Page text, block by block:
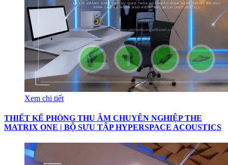
Xem chi tiết
THIẾT KẾ PHÒNG THU ÂM CHUYÊN NGHIỆP THE
MATRIX ONE | BỘ SƯU TẬP HYPERSPACE ACOUSTICS